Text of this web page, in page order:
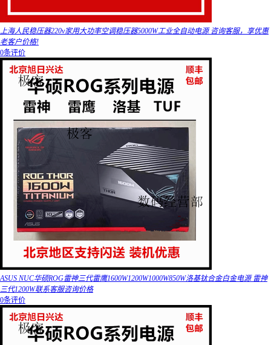
上海人民稳压器220v家用大功率空调稳压器5000W工业全自动电源 咨询客服，享优惠
老客户价格!
0条评价
ASUS NUC华硕ROG雷神三代雷鹰1600W1200W1000W850W洛基钛合金白金电源 雷神
三代1200W联系客服咨询价格
0条评价